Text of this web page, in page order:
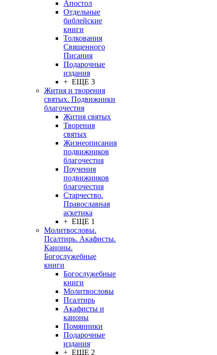
Апостол
Отдельные
библейские
книги
Толкования
Священного
Писания
Подарочные
издания
+ ЕЩЕ 3
Жития и творения
святых. Подвижники
благочестия
Жития святых
Творения
святых
Жизнеописания
подвижников
благочестия
Поучения
подвижников
благочестия
Старчество.
Православная
аскетика
+ ЕЩЕ 1
Молитвословы.
Псалтирь. Акафисты.
Каноны.
Богослужебные
книги
Богослужебные
книги
Молитвословы
Псалтирь
Акафисты и
каноны
Помянники
Подарочные
издания
+ ЕЩЕ 2